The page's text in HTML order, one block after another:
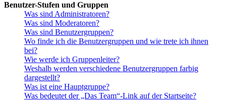
Benutzer-Stufen und Gruppen
Was sind Administratoren?
Was sind Moderatoren?
Was sind Benutzergruppen?
Wo finde ich die Benutzergruppen und wie trete ich ihnen
bei?
Wie werde ich Gruppenleiter?
Weshalb werden verschiedene Benutzergruppen farbig
dargestellt?
Was ist eine Hauptgruppe?
Was bedeutet der „Das Team“-Link auf der Startseite?